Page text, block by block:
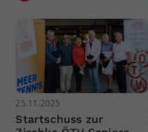
25.11.2025
Startschuss zur